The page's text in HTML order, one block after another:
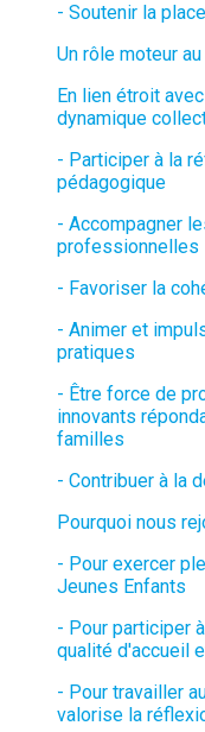
- Soutenir la
Un rôle moteur
En lien étroit
dynamique
- Participer à la
pédagogique
- Accompagner
professionnelles
- Favoriser la
- Animer et
pratiques
- Être force de
innovants
familles
- Contribuer à la
Pourquoi nous
- Pour exercer
Jeunes Enfants
- Pour participer
qualité d'accueil
- Pour travailler
valorise la